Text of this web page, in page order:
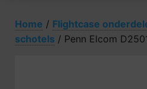
Home / Flightcase
schotels / Penn Elcom